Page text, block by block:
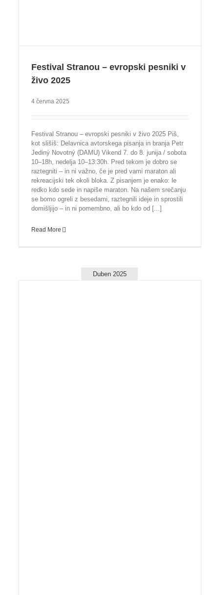
Festival Stranou – evropski pesniki v
živo 2025
4 června 2025
Festival Stranou – evropski pesniki v živo 2025 Piš,
kot slišiš: Delavnica avtorskega pisanja in branja Petr
Jediný Novotný (DAMU) Vikend 7. do 8. junija / sobota
10–18h, nedelja 10–13:30h. Pred tekom je dobro se
raztegniti – in ni važno, če je pred vami maraton ali
rekreacijski tek okoli bloka. Z pisanjem je enako: le
redko kdo sede in napiše maraton. Na našem srečanju
se bomo ogreli z besedami, raztegnili ideje in sprostili
domišljijo – in ni pomembno, ali bo kdo od [...]
Read More
Duben 2025